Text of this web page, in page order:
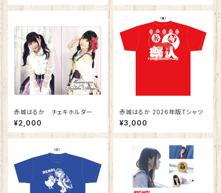
赤城はるか チェキホルダー
¥2,000
赤城はるか 2026年版Tシャツ
¥3,000